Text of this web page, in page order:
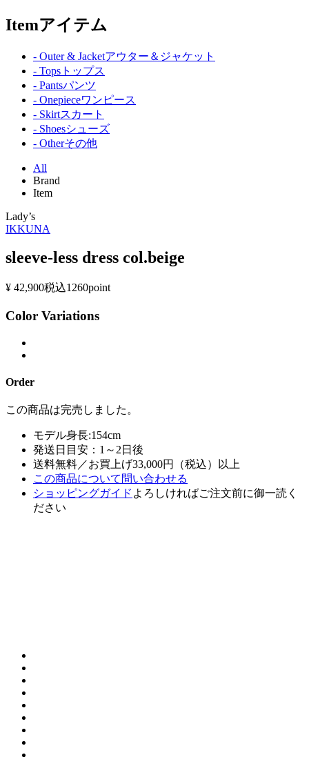
Itemアイテム
- Outer & Jacketアウター＆ジャケット
- Tops トップス
- Pantsパンツ
- Onepieceワンピース
- Skirtスカート
- Shoesシューズ
- Otherその他
All
Brand
Item
Lady’s
IKKUNA
sleeve-less dress col.beige
¥ 42,900税込1260point
Color Variations
Order
この商品は完売しました。
モデル身長:154cm
発送日目安：1～2日後
送料無料／お買上げ33,000円（税込）以上
この商品について問い合わせる
ショッピングガイド よろしければご注文前に御一読く
ださい